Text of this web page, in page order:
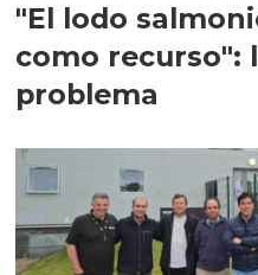
"El lodo
como recurso":
problema